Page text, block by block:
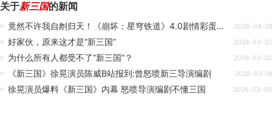
关于新三国的新闻
竟然不许我自刎归天！《崩坏：星穹铁道》4.0剧情彩蛋盘点 2026-04-28
好家伙，原来这才是“新三国” 2026-03-20
为什么所有人都受不了“新三国”？ 2026-03-20
《新三国》徐晃演员陈威B站报到:曾怒喷新三导演编剧 2026-03-18
徐晃演员爆料《新三国》内幕 怒喷导演编剧不懂三国 2026-03-09